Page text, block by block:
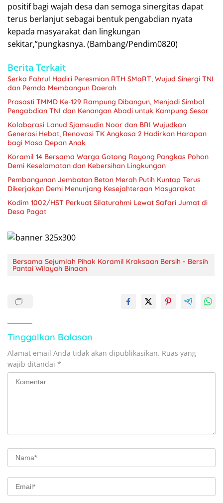
positif bagi wajah desa dan semoga sinergitas dapat
terus berlanjut sebagai bentuk pengabdian nyata
kepada masyarakat dan lingkungan
sekitar,”pungkasnya. (Bambang/Pendim0820)
Berita Terkait
Serka Fahrul Hadiri Peresmian RTH SMaRT, Wujud Sinergi TNI
dan Pemda Membangun Daerah
Prasasti TMMD Ke-129 Rampung Dibangun, Menjadi Simbol
Pengabdian TNI dan Kenangan Abadi untuk Kampung Sesor
Kolaborasi Lanud Sjamsudin Noor dan BRI Wujudkan
Generasi Hebat, Renovasi TK Angkasa 2 Hadirkan Harapan
bagi Masa Depan Anak
Koramil 14 Bersama Warga Gotong Royong Pangkas Pohon
Demi Keselamatan dan Kebersihan Lingkungan
Pembangunan Jembatan Beton Merah Putih Kuntap Terus
Dikerjakan Demi Menunjang Kesejahteraan Masyarakat
Kodim 1002/HST Perkuat Silaturahmi Lewat Safari Jumat di
Desa Pagat
Bersama Sejumlah Pihak Koramil Kraksaan Bersih - Bersih
Pantai Wilayah Binaan
Tinggalkan Balasan
Alamat email Anda tidak akan dipublikasikan. Ruas yang
wajib ditandai *